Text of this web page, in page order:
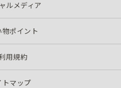
ルメディア
物ポイント
用規約
トマップ